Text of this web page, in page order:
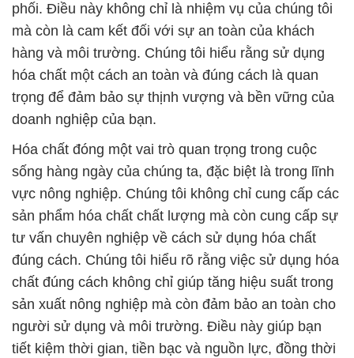
phối. Điều này không chỉ là nhiệm vụ của chúng tôi
mà còn là cam kết đối với sự an toàn của khách
hàng và môi trường. Chúng tôi hiểu rằng sử dụng
hóa chất một cách an toàn và đúng cách là quan
trọng để đảm bảo sự thịnh vượng và bền vững của
doanh nghiệp của bạn.
Hóa chất đóng một vai trò quan trọng trong cuộc
sống hàng ngày của chúng ta, đặc biệt là trong lĩnh
vực nông nghiệp. Chúng tôi không chỉ cung cấp các
sản phẩm hóa chất chất lượng mà còn cung cấp sự
tư vấn chuyên nghiệp về cách sử dụng hóa chất
đúng cách. Chúng tôi hiểu rõ rằng việc sử dụng hóa
chất đúng cách không chỉ giúp tăng hiệu suất trong
sản xuất nông nghiệp mà còn đảm bảo an toàn cho
người sử dụng và môi trường. Điều này giúp bạn
tiết kiệm thời gian, tiền bạc và nguồn lực, đồng thời